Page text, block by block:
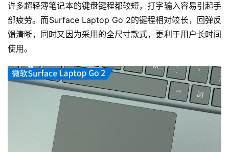
许多超轻薄笔记本的键盘键程都较短，打字输入容易引起手
部疲劳。而Surface Laptop Go 2的键程相对较长，回弹反
馈清晰，同时又因为采用的全尺寸款式，更利于用户长时间
使用。